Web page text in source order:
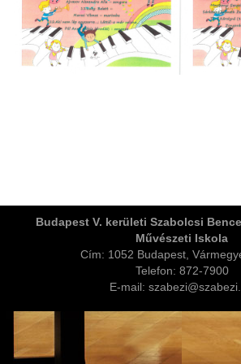
Budapest V. kerületi Szabolcsi
Művészeti Iskola
Cím: 1052 Budapest,
Telefon: 872-7900
E-mail: